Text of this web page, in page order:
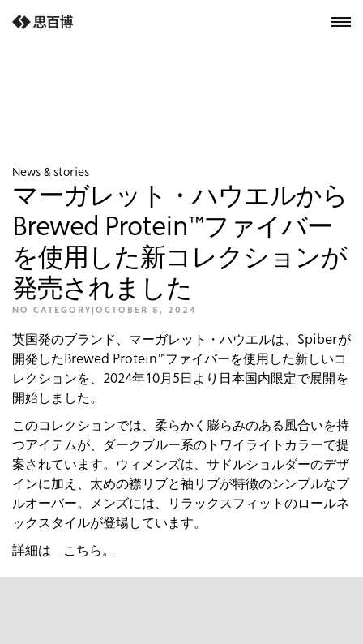
next-wp starter
News & stories
マーガレット・ハウエルから
Brewed Protein™ファイバー
を使用した新コレクションが
発売されました
NO CATEGORY | OCTOBER 8, 2024
英国発のブランド、マーガレット・ハウエルは、Spiberが
開発したBrewed Protein™ファイバーを使用した新しいコ
レクションを、2024年10月5日より日本国内限定で展開を
開始しました。
このコレクションでは、柔らかく膨らみのある風合いを持
つアイテムが、ダークブルー系のトワイライトカラーで提
案されています。ウィメンズは、サドルショルダーのデザ
インに加え、太めの襟リブと袖リブが特徴のシンプルなプ
ルオーバー。メンズには、リラックスフィットのロールネ
ックスタイルが登場しています。
詳細は
こちら。